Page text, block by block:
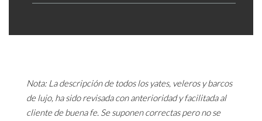
Nota: La descripción de todos los yates, veleros y barcos
de lujo, ha sido revisada con anterioridad y facilitada al
cliente de buena fe. Se suponen correctas pero no se